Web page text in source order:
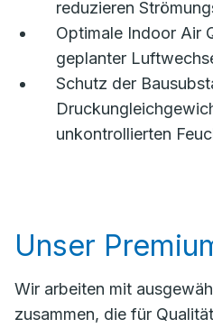
reduzieren
Optimale Indoor Air
geplanter
Schutz der
unkontrollierten
Unser
Wir arbeiten mit
zusammen, die für